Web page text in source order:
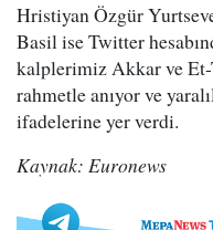
Hristiyan Özgür
Basil ise Twitter
kalplerimiz Akkar ve
rahmetle anıyor ve
ifadelerine yer verdi.
Kaynak: Euronews